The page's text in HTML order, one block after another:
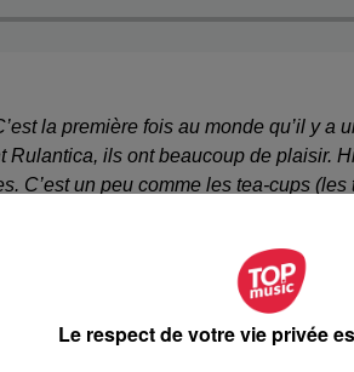
la première fois au monde qu’il y a
ils ont beaucoup de plaisir.
C’est un peu comme les tea-cups (les
et les bateaux vraiment bougent dans
- tout le monde peut faire avec.
canons à eau). C’est formidable.
un plus grand espace
Le respect de votre vie privée